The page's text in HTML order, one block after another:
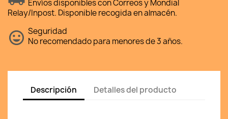
Envíos disponibles con Correos y Mondial
Relay/Inpost. Disponible recogida en almacén.
Seguridad
No recomendado para menores de 3 años.
Descripción Detalles del producto